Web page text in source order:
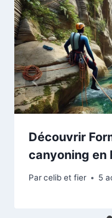
Découvrir
canyoning en
Parcelib et fier 5